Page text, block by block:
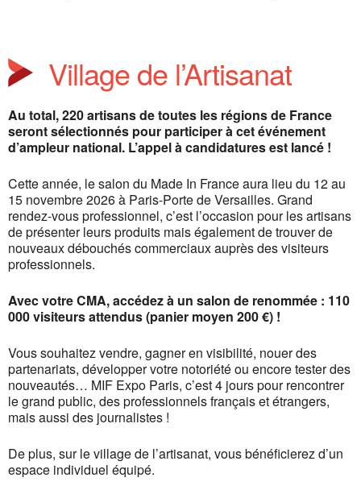
Village de l’Artisanat
Au total, 220 artisans de toutes les régions de France
seront sélectionnés pour participer à cet événement
d’ampleur national. L’appel à candidatures est lancé !
Cette année, le salon du Made In France aura lieu du 12 au
15 novembre 2026 à Paris-Porte de Versailles. Grand
rendez-vous professionnel, c’est l’occasion pour les artisans
de présenter leurs produits mais également de trouver de
nouveaux débouchés commerciaux auprès des visiteurs
professionnels.
Avec votre CMA, accédez à un salon de renommée : 110
000 visiteurs attendus (panier moyen 200 €) !
Vous souhaitez vendre, gagner en visibilité, nouer des
partenariats, développer votre notoriété ou encore tester des
nouveautés… MIF Expo Paris, c’est 4 jours pour rencontrer
le grand public, des professionnels français et étrangers,
mais aussi des journalistes !
De plus, sur le village de l’artisanat, vous bénéficierez d’un
espace individuel équipé.